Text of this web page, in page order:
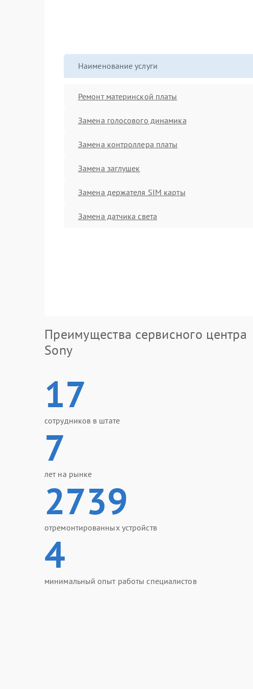
Наименование услуги
Ремонт материнской платы
Замена голосового динамика
Замена контроллера платы
Замена заглушек
Замена держателя SIM карты
Замена датчика света
Преимущества сервисного центра
Sony
17
сотрудников в штате
7
лет на рынке
2739
отремонтированных устройств
4
минимальный опыт работы специалистов